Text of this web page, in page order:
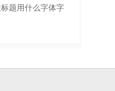
题用什么字体字